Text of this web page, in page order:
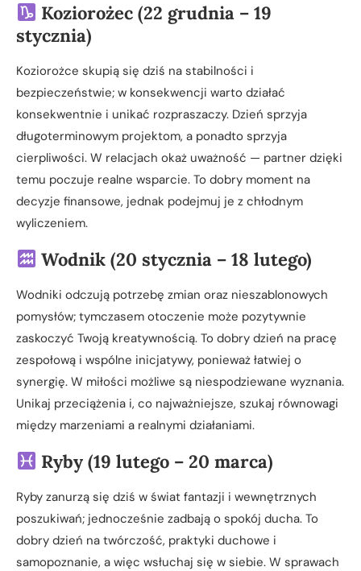
Koziorożec (22 grudnia – 19
stycznia)
Koziorożce skupią się dziś na stabilności i
bezpieczeństwie; w konsekwencji warto działać
konsekwentnie i unikać rozpraszaczy. Dzień sprzyja
długoterminowym projektom, a ponadto sprzyja
cierpliwości. W relacjach okaż uważność — partner dzięki
temu poczuje realne wsparcie. To dobry moment na
decyzje finansowe, jednak podejmuj je z chłodnym
wyliczeniem.
Wodnik (20 stycznia – 18 lutego)
Wodniki odczują potrzebę zmian oraz nieszablonowych
pomysłów; tymczasem otoczenie może pozytywnie
zaskoczyć Twoją kreatywnością. To dobry dzień na pracę
zespołową i wspólne inicjatywy, ponieważ łatwiej o
synergię. W miłości możliwe są niespodziewane wyznania.
Unikaj przeciążenia i, co najważniejsze, szukaj równowagi
między marzeniami a realnymi działaniami.
Ryby (19 lutego – 20 marca)
Ryby zanurzą się dziś w świat fantazji i wewnętrznych
poszukiwań; jednocześnie zadbają o spokój ducha. To
dobry dzień na twórczość, praktyki duchowe i
samopoznanie, a więc wsłuchaj się w siebie. W sprawach